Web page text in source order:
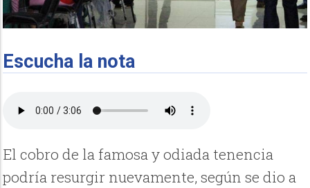
Escucha la nota
El cobro de la famosa y odiada tenencia
podría resurgir nuevamente, según se dio a